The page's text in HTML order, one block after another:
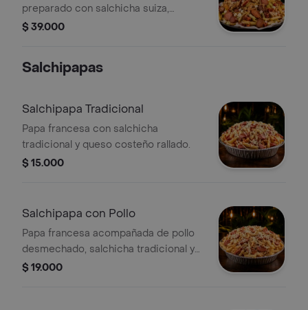
preparado con salchicha suiza,
salchicha ranchera, pollo, butifarra,
$ 39.000
Salchipapas
Salchipapa Tradicional
Papa francesa con salchicha
tradicional y queso costeño rallado.
$ 15.000
Salchipapa con Pollo
Papa francesa acompañada de pollo
desmechado, salchicha tradicional y
queso costeño.
$ 19.000